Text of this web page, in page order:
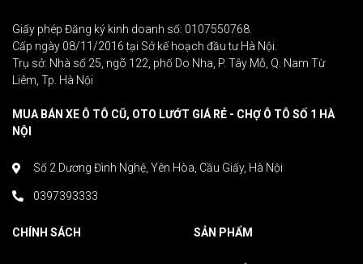
Giấy phép Đăng ký kinh doanh số: 0107550768.
Cấp ngày 08/11/2016 tại Sở kế hoạch đầu tư Hà Nội.
Trụ sở: Nhà số 25, ngõ 122, phố Do Nha, P. Tây Mỗ, Q. Nam Từ
Liêm, Tp. Hà Nội
MUA BÁN XE Ô TÔ CŨ, OTO LƯỚT GIÁ RẺ - CHỢ Ô TÔ SỐ 1 HÀ
NỘI
Số 2 Dương Đình Nghệ, Yên Hòa, Cầu Giấy, Hà Nội
0397393333
CHÍNH SÁCH SẢN PHẨM